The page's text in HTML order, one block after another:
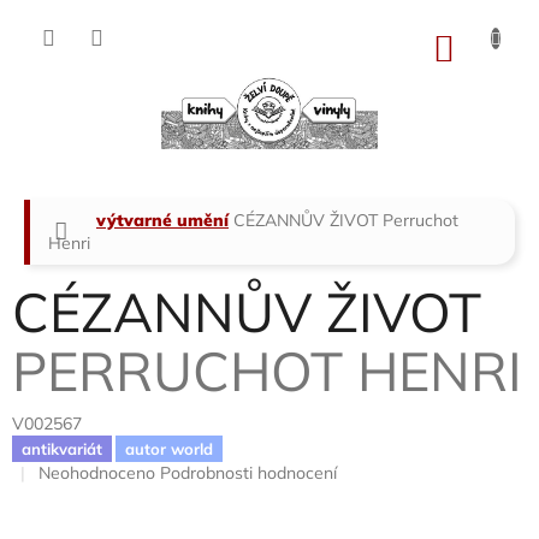
Domů
výtvarné umění CÉZANNŮV ŽIVOT Perruchot
Henri
CÉZANNŮV ŽIVOT
PERRUCHOT HENRI
V002567
antikvariát autor world
Průměrné
Neohodnoceno Podrobnosti hodnocení